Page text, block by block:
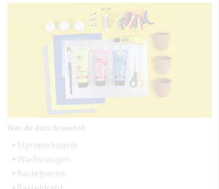
Was du dazu brauchst:
Styroporkugeln
Wackelaugen
Bastelperlen